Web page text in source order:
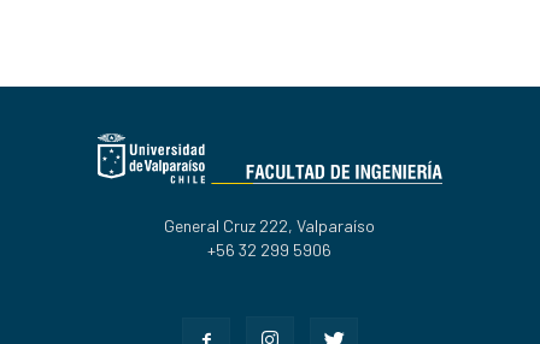
General Cruz 222, Valparaíso
+56 32 299 5906